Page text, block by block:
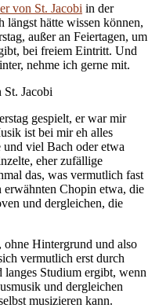
von St. Jacobi in der
längst hätte wissen können,
außer an Feiertagen, um
bei freiem Eintritt. Und
nehme ich gerne mit.
gespielt, er war mir
ist bei mir eh alles
viel Bach oder etwa
eher zufällige
das, was vermutlich fast
Chopin etwa, die
und dergleichen, die
ohne Hintergrund und also
vermutlich erst durch
langes Studium ergibt, wenn
und dergleichen
musizieren kann.